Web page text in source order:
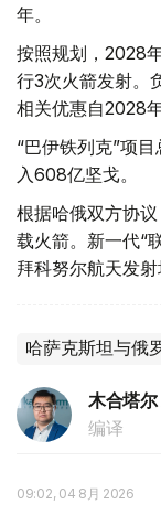
年。
按照规划，2028
行3次火箭发射。
相关优惠自2028
“巴伊铁列克”项
入608亿坚戈。
根据哈俄双方协
载火箭。新一代“
拜科努尔航天发射
哈萨克斯坦与俄
木合塔尔
编译
09:02, 04 8月 2026